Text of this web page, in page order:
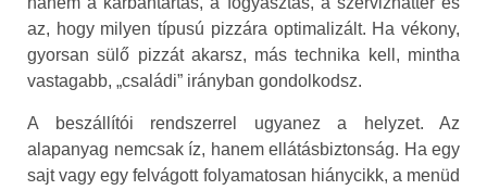
az, hogy milyen típusú pizzára optimalizált. Ha vékony,
gyorsan sülő pizzát akarsz, más technika kell, mintha
vastagabb, „családi” irányban gondolkodsz.
A beszállítói rendszerrel ugyanez a helyzet. Az
alapanyag nemcsak íz, hanem ellátásbiztonság. Ha egy
sajt vagy egy felvágott folyamatosan hiánycikk, a menüd